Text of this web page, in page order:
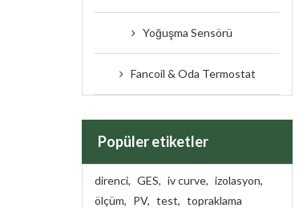
Yoğuşma Sensörü
Fancoil & Oda Termostat
Popüler etiketler
direnci, GES, iv curve, izolasyon,
ölçüm, PV, test, topraklama